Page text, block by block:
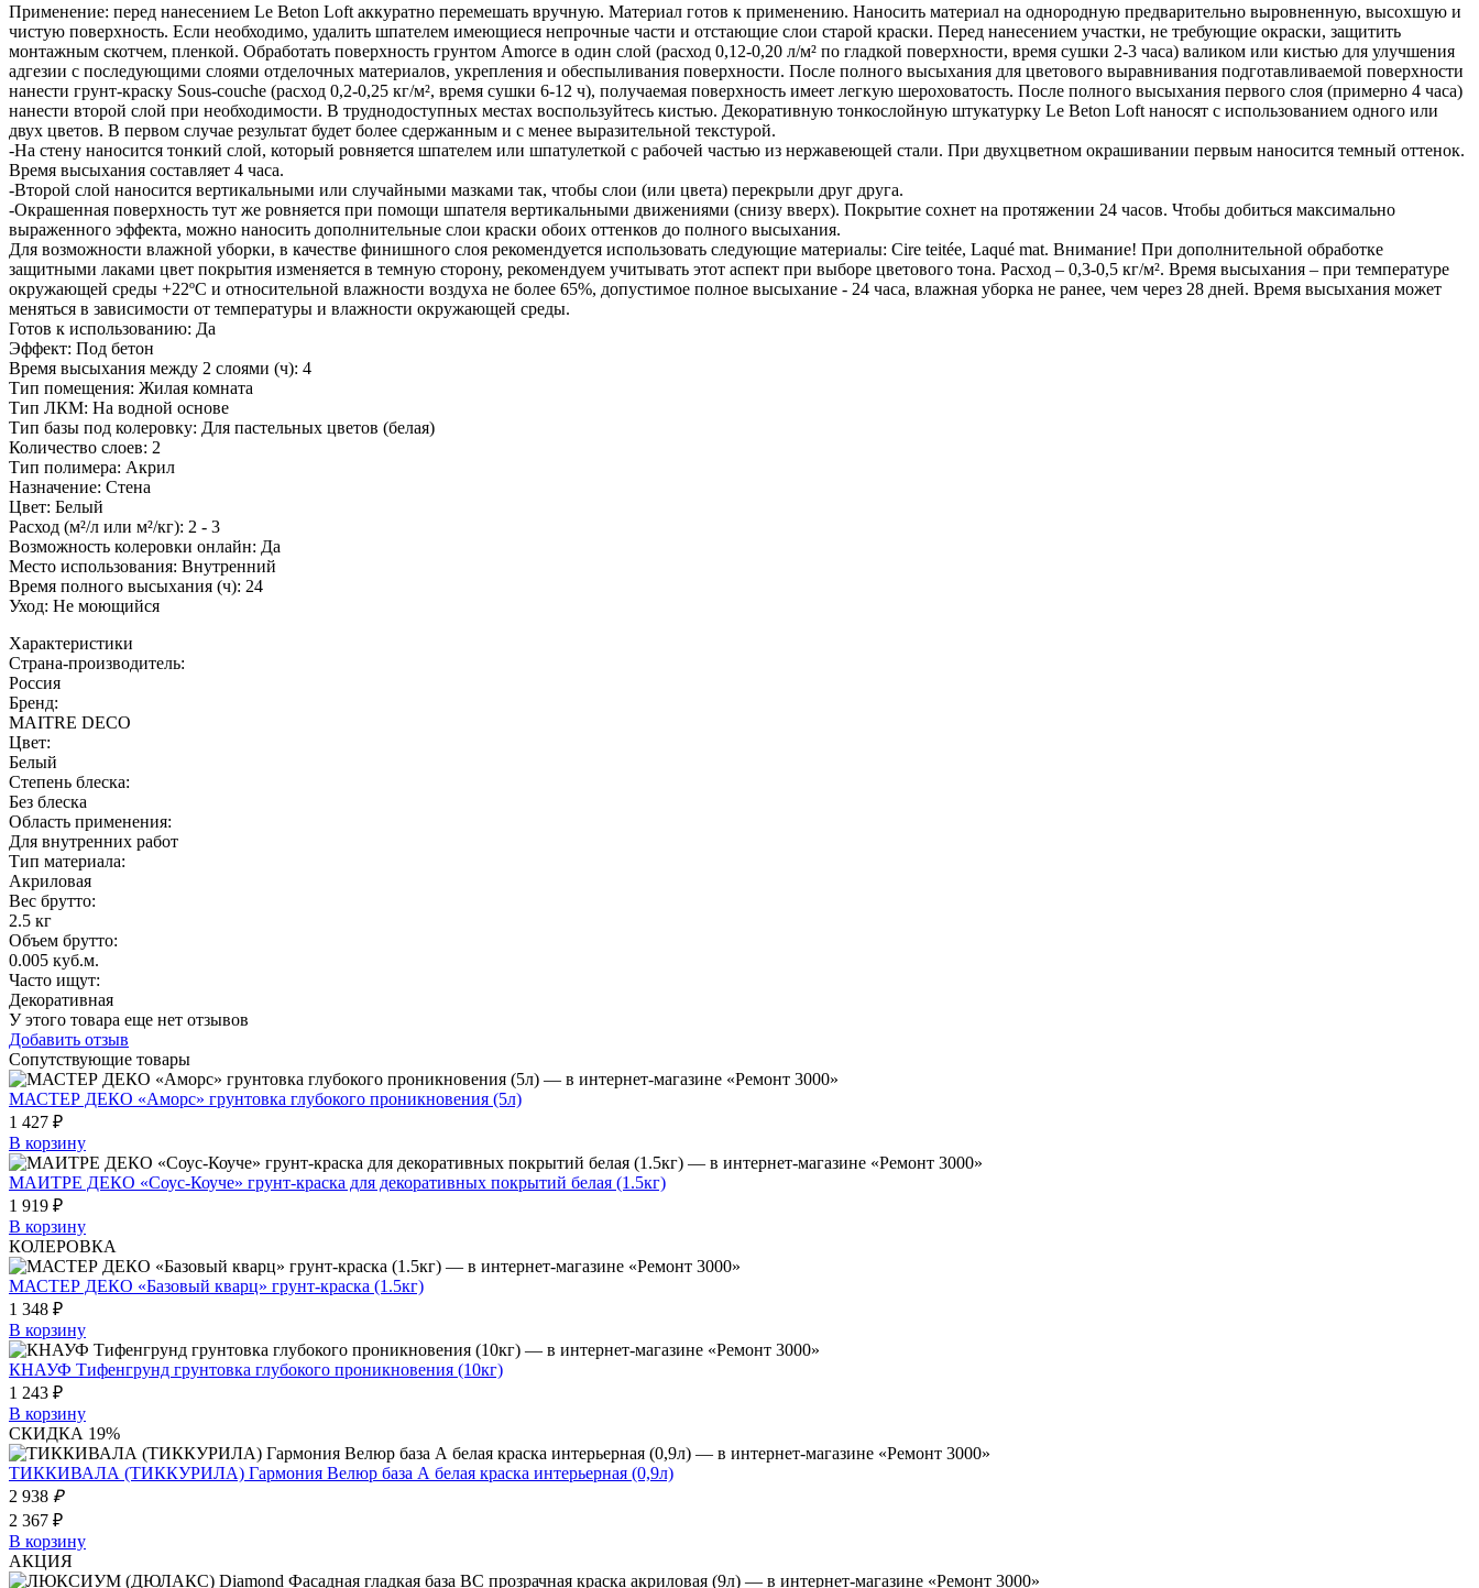
Применение: перед нанесением Le Beton Loft аккуратно перемешать вручную. Материал готов к применению. Наносить материал на однородную предварительно выровненную, высохшую и
чистую поверхность. Если необходимо, удалить шпателем имеющиеся непрочные части и отстающие слои старой краски. Перед нанесением участки, не требующие окраски, защитить
монтажным скотчем, пленкой. Обработать поверхность грунтом Amorсe в один слой (расход 0,12-0,20 л/м² по гладкой поверхности, время сушки 2-3 часа) валиком или кистью для улучшения
адгезии с последующими слоями отделочных материалов, укрепления и обеспыливания поверхности. После полного высыхания для цветового выравнивания подготавливаемой поверхности
нанести грунт-краску Sous-couche (расход 0,2-0,25 кг/м², время сушки 6-12 ч), получаемая поверхность имеет легкую шероховатость. После полного высыхания первого слоя (примерно 4 часа)
нанести второй слой при необходимости. В труднодоступных местах воспользуйтесь кистью. Декоративную тонкослойную штукатурку Le Beton Loft наносят с использованием одного или
двух цветов. В первом случае результат будет более сдержанным и с менее выразительной текстурой.
-На стену наносится тонкий слой, который ровняется шпателем или шпатулеткой с рабочей частью из нержавеющей стали. При двухцветном окрашивании первым наносится темный оттенок.
Время высыхания составляет 4 часа.
-Второй слой наносится вертикальными или случайными мазками так, чтобы слои (или цвета) перекрыли друг друга.
-Окрашенная поверхность тут же ровняется при помощи шпателя вертикальными движениями (снизу вверх). Покрытие сохнет на протяжении 24 часов. Чтобы добиться максимально
выраженного эффекта, можно наносить дополнительные слои краски обоих оттенков до полного высыхания.
Для возможности влажной уборки, в качестве финишного слоя рекомендуется использовать следующие материалы: Cire teitée, Laqué mat. Внимание! При дополнительной обработке
защитными лаками цвет покрытия изменяется в темную сторону, рекомендуем учитывать этот аспект при выборе цветового тона. Расход – 0,3-0,5 кг/м². Время высыхания – при температуре
окружающей среды +22ºС и относительной влажности воздуха не более 65%, допустимое полное высыхание - 24 часа, влажная уборка не ранее, чем через 28 дней. Время высыхания может
меняться в зависимости от температуры и влажности окружающей среды.
Готов к использованию: Да
Эффект: Под бетон
Время высыхания между 2 слоями (ч): 4
Тип помещения: Жилая комната
Тип ЛКМ: На водной основе
Тип базы под колеровку: Для пастельных цветов (белая)
Количество слоев: 2
Тип полимера: Акрил
Назначение: Стена
Цвет: Белый
Расход (м²/л или м²/кг): 2 - 3
Возможность колеровки онлайн: Да
Место использования: Внутренний
Время полного высыхания (ч): 24
Уход: Не моющийся
Характеристики
Страна-производитель:
Россия
Бренд:
MAITRE DECO
Цвет:
Белый
Степень блеска:
Без блеска
Область применения:
Для внутренних работ
Тип материала:
Акриловая
Вес брутто:
2.5 кг
Объем брутто:
0.005 куб.м.
Часто ищут:
Декоративная
У этого товара еще нет отзывов
Добавить отзыв
Сопутствующие товары
МАСТЕР ДЕКО «Аморс» грунтовка глубокого проникновения (5л)
1 427 ₽
В корзину
МАИТРЕ ДЕКО «Соус-Коуче» грунт-краска для декоративных покрытий белая (1.5кг)
1 919 ₽
В корзину
КОЛЕРОВКА
МАСТЕР ДЕКО «Базовый кварц» грунт-краска (1.5кг)
1 348 ₽
В корзину
КНАУФ Тифенгрунд грунтовка глубокого проникновения (10кг)
1 243 ₽
В корзину
СКИДКА 19%
ТИККИВАЛА (ТИККУРИЛА) Гармония Велюр база А белая краска интерьерная (0,9л)
2 938 ₽
2 367 ₽
В корзину
АКЦИЯ